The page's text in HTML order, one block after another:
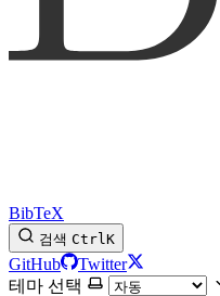
BibTeX
검색 CtrlK
GitHub
Twitter
테마 선택